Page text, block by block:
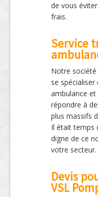
de vous
frais.
Service
Notre
se
ambulance et
répondre à
plus massifs
Il était temps
digne de ce
votre secteur.
Devis
VSL